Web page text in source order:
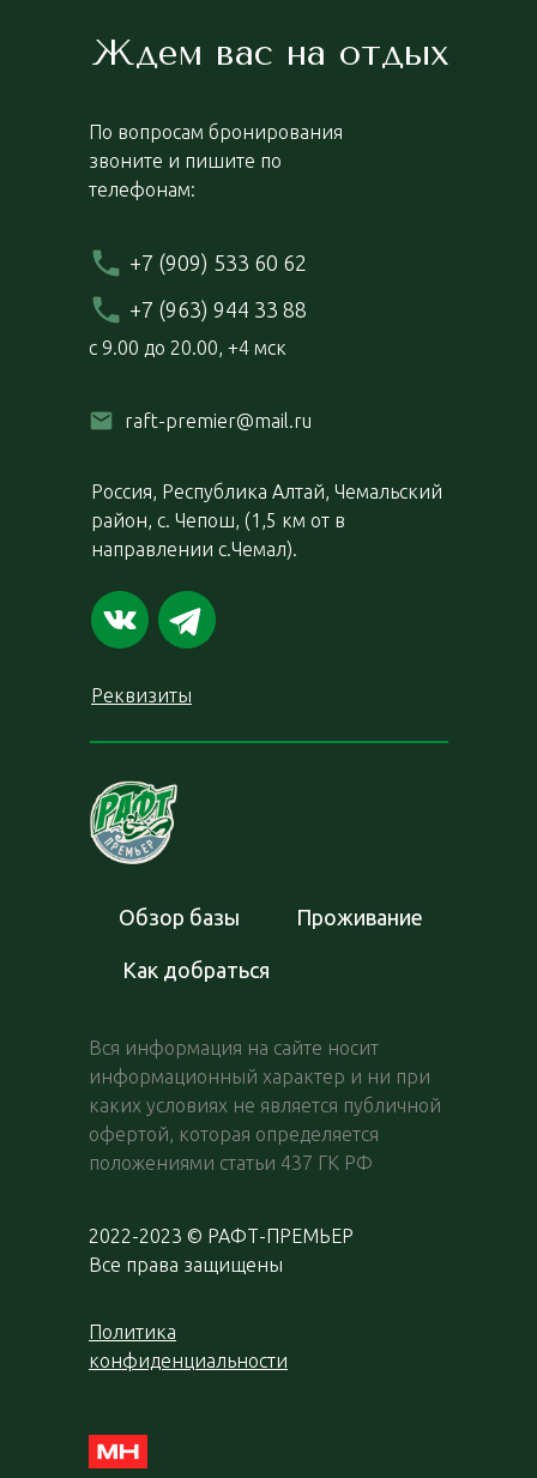
Ждем вас на отдых
2022-2023 © РАФТ-ПРЕМЬЕР
Все права защищены
Политика
конфиденциальности
Вся информация на сайте носит
информационный характер и ни при
каких условиях не является публичной
офертой, которая определяется
положениями статьи 437 ГК РФ
По вопросам бронирования
звоните и пишите по
телефонам:
с 9.00 до 20.00, +4 мск
+7 (909) 533 60 62
+7 (963) 944 33 88
raft-premier@mail.ru
Россия, Республика Алтай, Чемальский
район, с. Чепош, (1,5 км от в
направлении с.Чемал).
Реквизиты
Обзор базы Проживание
Как добраться